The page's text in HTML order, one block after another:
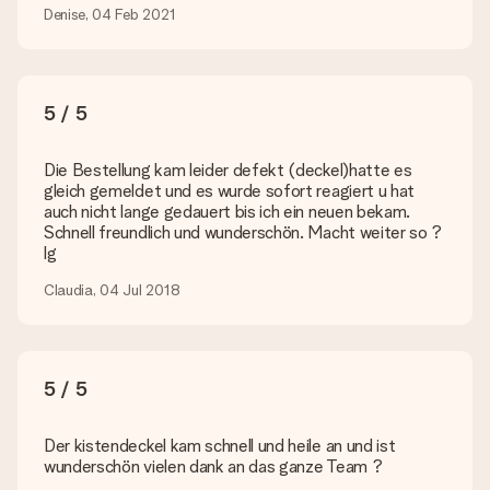
weitergeholfen!
Geschenkkarte“ an. Klicke diese Option an, wenn du diese
weiß, von wem die Überraschung ist.
Wird mein Geschenk in Geschenkpapier geliefert?
Derzeit bieten wir (noch) keinen Einpackservice. Aber unsere
Geschenke werden in einer fröhlichen Versandverpackung
geliefert. Somit ist dein Geschenk automatisch zum
Verschenken bereit oder kann sofort an den Empfänger
Lieferzeit, Lieferoptionen und Versandkosten
Geschenk zu einem Wunschtermin liefern zu lassen.
Denise, 04 Feb 2021
5 / 5
Die Bestellung kam leider defekt (deckel)hatte es
gleich gemeldet und es wurde sofort reagiert u hat
auch nicht lange gedauert bis ich ein neuen bekam.
Schnell freundlich und wunderschön. Macht weiter so ?
lg
Claudia, 04 Jul 2018
5 / 5
Der kistendeckel kam schnell und heile an und ist
wunderschön vielen dank an das ganze Team ?